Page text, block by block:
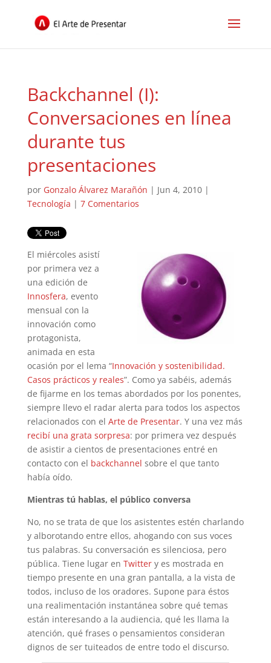
Backchannel (I):
Conversaciones en línea
durante tus
presentaciones
por Gonzalo Álvarez Marañón | Jun 4, 2010|
Tecnología | 7 Comentarios
El miércoles asistí
por primera vez a
una edición de
Innosfera, evento
mensual con la
innovación como
protagonista,
animada en esta
ocasión por el lema “Innovación y sostenibilidad.
Casos prácticos y reales”. Como ya sabéis, además
de fijarme en los temas abordados por los ponentes,
siempre llevo el radar alerta para todos los aspectos
relacionados con el Arte de Presentar. Y una vez más
recibí una grata sorpresa: por primera vez después
de asistir a cientos de presentaciones entré en
contacto con el backchannel sobre el que tanto
había oído.
Mientras tú hablas, el público conversa
No, no se trata de que los asistentes estén charlando
y alborotando entre ellos, ahogando con sus voces
tus palabras. Su conversación es silenciosa, pero
pública. Tiene lugar en Twittery es mostrada en
tiempo presente en una gran pantalla, a la vista de
todos, incluso de los oradores. Supone para éstos
una realimentación instantánea sobre qué temas
están interesando a la audiencia, qué les llama la
atención, qué frases o pensamientos consideran
dignos de ser tuiteados de entre todo el discurso.